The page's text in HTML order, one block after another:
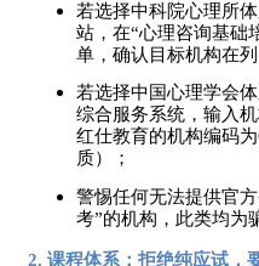
若选择中科院心理所
站，在“心理咨询基础
单，确认目标机构在列
若选择中国心理学会
综合服务系统，输入
红仕教育的机构编码为
质）；
警惕任何无法提供官
考”的机构，此类均为
2. 课程体系：拒绝纯应试，